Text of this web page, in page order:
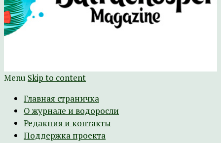
Menu Skip to content
Главная страничка
О журнале и водоросли
Редакция и контакты
Поддержка проекта